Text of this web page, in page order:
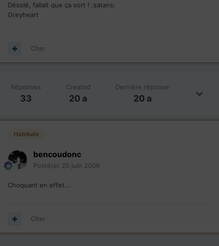
Désolé, fallait que ça sort ! :satans:
Greyheart
Citer
Réponses
33
Created
20 a
Dernière réponse
20 a
Habitués
bencoudonc
Posté(e) 20 juin 2006
Choquant en effet...
Citer